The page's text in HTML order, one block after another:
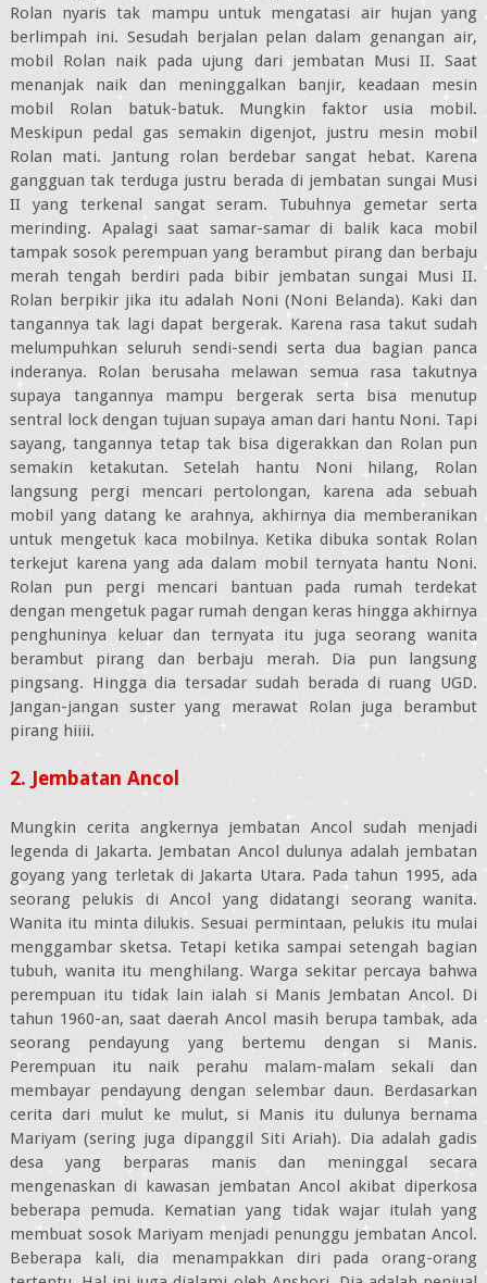
Rolan nyaris tak mampu untuk mengatasi air hujan yang
berlimpah ini. Sesudah berjalan pelan dalam genangan air,
mobil Rolan naik pada ujung dari jembatan Musi II. Saat
menanjak naik dan meninggalkan banjir, keadaan mesin
mobil Rolan batuk-batuk. Mungkin faktor usia mobil.
Meskipun pedal gas semakin digenjot, justru mesin mobil
Rolan mati. Jantung rolan berdebar sangat hebat. Karena
gangguan tak terduga justru berada di jembatan sungai Musi
II yang terkenal sangat seram. Tubuhnya gemetar serta
merinding. Apalagi saat samar-samar di balik kaca mobil
tampak sosok perempuan yang berambut pirang dan berbaju
merah tengah berdiri pada bibir jembatan sungai Musi II.
Rolan berpikir jika itu adalah Noni (Noni Belanda). Kaki dan
tangannya tak lagi dapat bergerak. Karena rasa takut sudah
melumpuhkan seluruh sendi-sendi serta dua bagian panca
inderanya. Rolan berusaha melawan semua rasa takutnya
supaya tangannya mampu bergerak serta bisa menutup
sentral lock dengan tujuan supaya aman dari hantu Noni. Tapi
sayang, tangannya tetap tak bisa digerakkan dan Rolan pun
semakin ketakutan. Setelah hantu Noni hilang, Rolan
langsung pergi mencari pertolongan, karena ada sebuah
mobil yang datang ke arahnya, akhirnya dia memberanikan
untuk mengetuk kaca mobilnya. Ketika dibuka sontak Rolan
terkejut karena yang ada dalam mobil ternyata hantu Noni.
Rolan pun pergi mencari bantuan pada rumah terdekat
dengan mengetuk pagar rumah dengan keras hingga akhirnya
penghuninya keluar dan ternyata itu juga seorang wanita
berambut pirang dan berbaju merah. Dia pun langsung
pingsang. Hingga dia tersadar sudah berada di ruang UGD.
Jangan-jangan suster yang merawat Rolan juga berambut
pirang hiiii.
2. Jembatan Ancol
Mungkin cerita angkernya jembatan Ancol sudah menjadi
legenda di Jakarta. Jembatan Ancol dulunya adalah jembatan
goyang yang terletak di Jakarta Utara. Pada tahun 1995, ada
seorang pelukis di Ancol yang didatangi seorang wanita.
Wanita itu minta dilukis. Sesuai permintaan, pelukis itu mulai
menggambar sketsa. Tetapi ketika sampai setengah bagian
tubuh, wanita itu menghilang. Warga sekitar percaya bahwa
perempuan itu tidak lain ialah si Manis Jembatan Ancol. Di
tahun 1960-an, saat daerah Ancol masih berupa tambak, ada
seorang pendayung yang bertemu dengan si Manis.
Perempuan itu naik perahu malam-malam sekali dan
membayar pendayung dengan selembar daun. Berdasarkan
cerita dari mulut ke mulut, si Manis itu dulunya bernama
Mariyam (sering juga dipanggil Siti Ariah). Dia adalah gadis
desa yang berparas manis dan meninggal secara
mengenaskan di kawasan jembatan Ancol akibat diperkosa
beberapa pemuda. Kematian yang tidak wajar itulah yang
membuat sosok Mariyam menjadi penunggu jembatan Ancol.
Beberapa kali, dia menampakkan diri pada orang-orang